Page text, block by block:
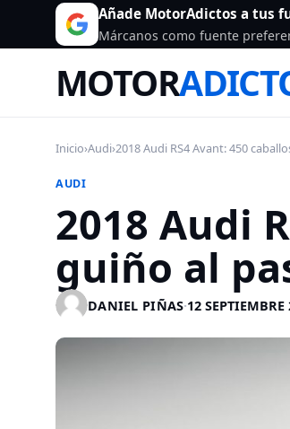
Añade MotorAdictos a tus
Márcanos como fuente
MOTOR
Inicio›Audi›2018 Audi RS4 Avant: 450
AUDI
2018 Audi
guiño al
DANIEL PIÑAS·12 SEPTIEMBRE